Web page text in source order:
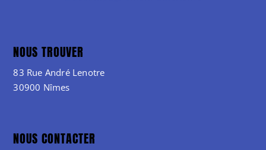
NOUS TROUVER
83 Rue André Lenotre
30900 Nîmes
NOUS CONTACTER